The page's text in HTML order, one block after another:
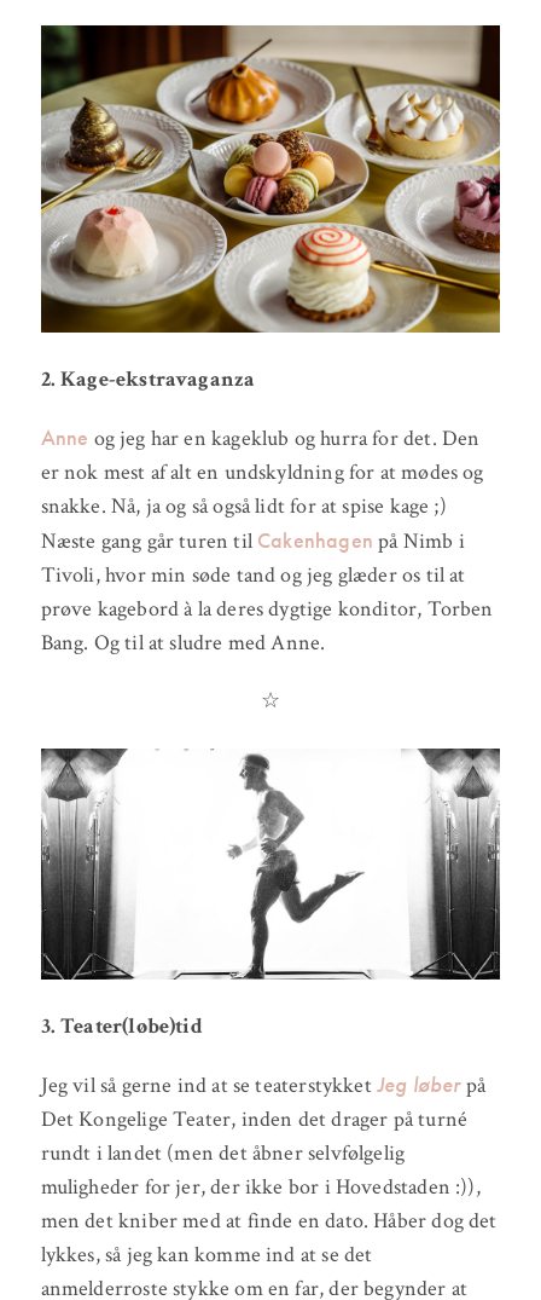
2. Kage-ekstravaganza
Anne og jeg har en kageklub og hurra for det. Den
er nok mest af alt en undskyldning for at mødes og
snakke. Nå, ja og så også lidt for at spise kage ;)
Næste gang går turen til Cakenhagen på Nimb i
Tivoli, hvor min søde tand og jeg glæder os til at
prøve kagebord à la deres dygtige konditor, Torben
Bang. Og til at sludre med Anne.
☆
3. Teater(løbe)tid
Jeg vil så gerne ind at se teaterstykketJeg løberpå
Det Kongelige Teater, inden det drager på turné
rundt i landet (men det åbner selvfølgelig
muligheder for jer, der ikke bor i Hovedstaden :)),
men det kniber med at finde en dato. Håber dog det
lykkes, så jeg kan komme ind at se det
anmelderroste stykke om en far, der begynder at